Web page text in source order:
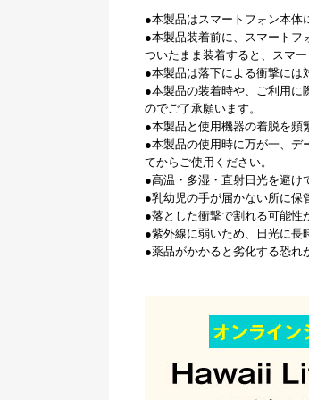
●本製品はスマートフォン本体
●本製品装着前に、スマートフ
ついたまま装着すると、スマ
●本製品は落下による衝撃には
●本製品の装着時や、ご利用に
のでご了承願います。
●本製品と使用機器の着脱を頻
●本製品の使用時に万が一、デ
てからご使用ください。
●高温・多湿・直射日光を避け
●乳幼児の手が届かない所に保
●落とした衝撃で割れる可能性
●紫外線に弱いため、日光に長
●薬品がかかると劣化する恐れ